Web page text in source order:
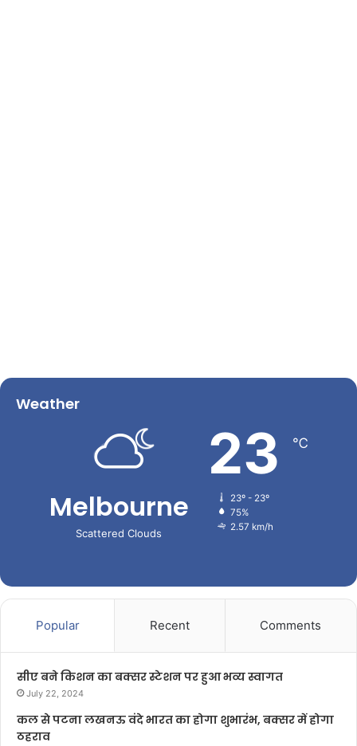
Weather
Melbourne
Scattered Clouds
23 ℃
23º - 23º
75%
2.57 km/h
Popular Recent Comments
सीए बने किशन का बक्सर स्टेशन पर हुआ भव्य स्वागत
July 22, 2024
कल से पटना लखनऊ वंदे भारत का होगा शुभारंभ, बक्सर में होगा
ठहराव